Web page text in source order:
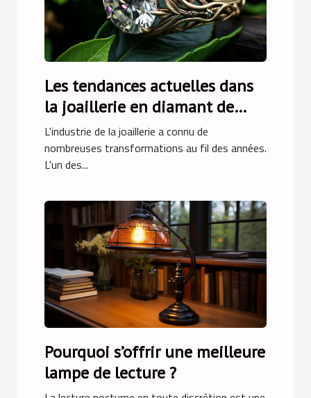
Les tendances actuelles dans
la joaillerie en diamant de
laboratoire
L'industrie de la joaillerie a connu de
nombreuses transformations au fil des années.
L'un des...
Pourquoi s’offrir une meilleure
lampe de lecture ?